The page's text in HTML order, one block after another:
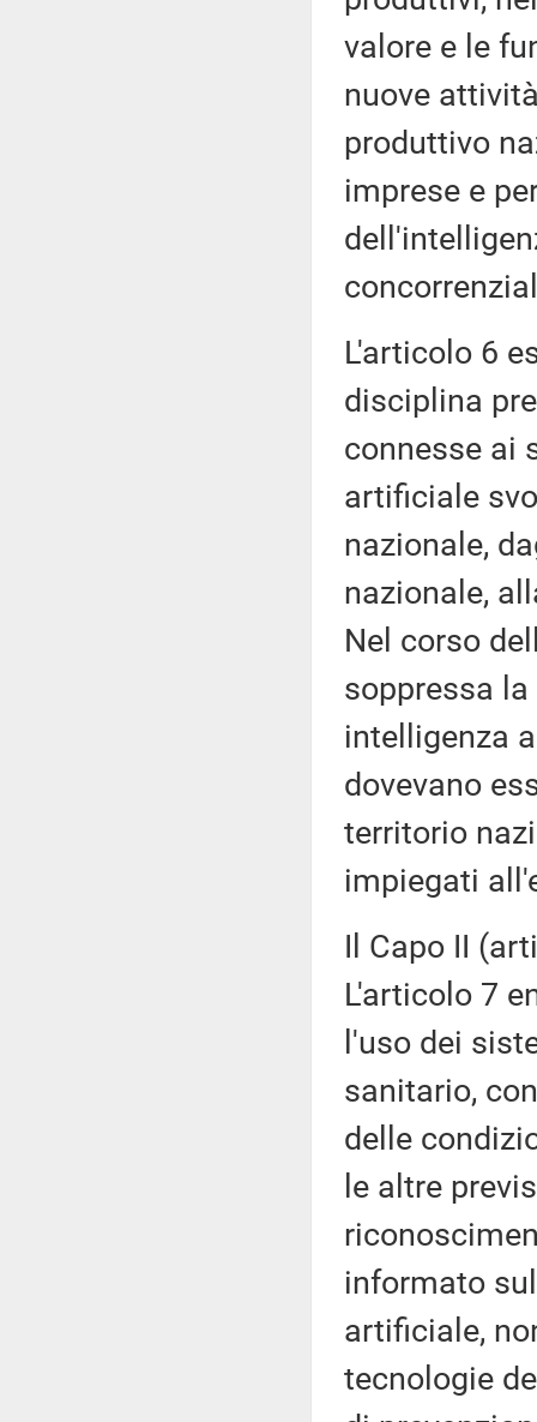
valore e le
nuove
produttivo
imprese e
L'articolo 6
disciplina
connesse ai
artificiale
nazionale,
nazionale,
Nel corso
soppressa
intelligenza
dovevano
territorio
impiegati
Il Capo II
L'articolo 7
l'uso dei
sanitario,
delle
le altre
informato
artificiale,
tecnologie